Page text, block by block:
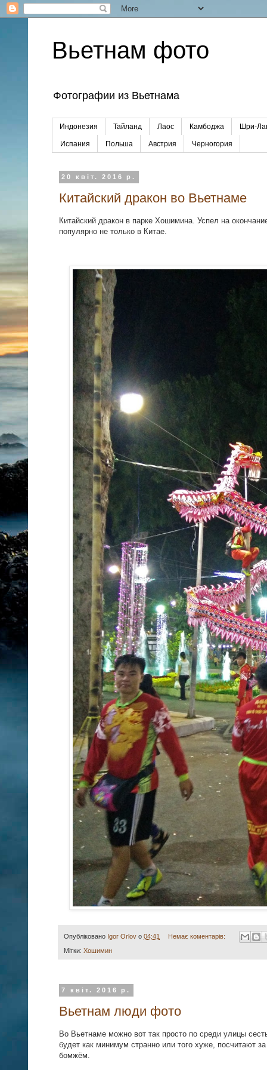
Вьетнам фото
Фотографии из Вьетнама
Индонезия Тайланд Лаос Камбоджа Шри-
Испания Польша Австрия Черногория
20 квіт. 2016 р.
Китайский дракон во Вьетнаме
Китайский дракон в парке Хошимина. Успел на
популярно не только в Китае.
Опубліковано Igor Orlov о 04:41 Немає коментарів:
Мітки: Хошимин
7 квіт. 2016 р.
Вьетнам люди фото
Во Вьетнаме можно вот так просто по среди улицы
будет как минимум странно или того хуже, посчитают
бомжём.